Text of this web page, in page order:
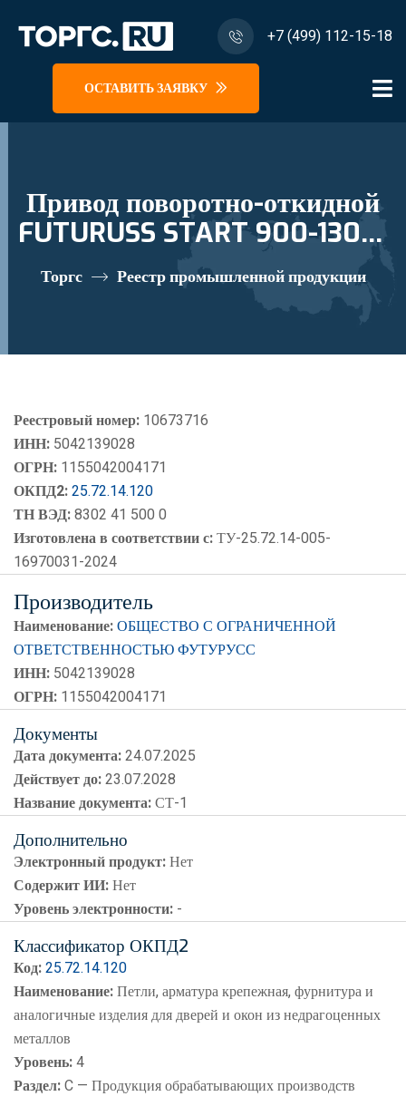
+7 (499) 112-15-18
ОСТАВИТЬ ЗАЯВКУ
Привод поворотно-откидной
FUTURUSS START 900-1300-
1 с приподнимателем
реестровый номер 10673716
Торгс Реестр промышленной продукции
Реестровый номер: 10673716
ИНН: 5042139028
ОГРН: 1155042004171
ОКПД2:25.72.14.120
ТН ВЭД:8302 41 500 0
Изготовлена в соответствии с:ТУ-25.72.14-005-
16970031-2024
Производитель
Наименование:ОБЩЕСТВО С ОГРАНИЧЕННОЙ
ОТВЕТСТВЕННОСТЬЮ ФУТУРУСС
ИНН: 5042139028
ОГРН: 1155042004171
Документы
Дата документа:24.07.2025
Действует до:23.07.2028
Название документа:СТ-1
Дополнительно
Электронный продукт:Нет
Содержит ИИ:Нет
Уровень электронности: -
Классификатор ОКПД2
Код:25.72.14.120
Наименование:Петли, арматура крепежная, фурнитура и
аналогичные изделия для дверей и окон из недрагоценных
металлов
Уровень:4
Раздел:C — Продукция обрабатывающих производств